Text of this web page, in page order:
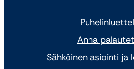
Anna
Sähköinen asiointi ja